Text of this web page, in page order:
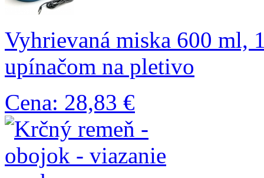
Vyhrievaná miska 600 ml,
upínačom na pletivo
Cena: 28,83 €